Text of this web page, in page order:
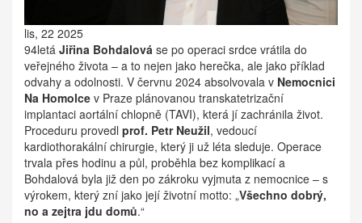
lis, 22 2025
94letá Jiřina Bohdalová se po operaci srdce vrátila do
veřejného života – a to nejen jako herečka, ale jako příklad
odvahy a odolnosti. V červnu 2024 absolvovala v Nemocnici
Na Homolce v Praze plánovanou transkatetrizační
implantaci aortální chlopně (TAVI), která jí zachránila život.
Proceduru provedl prof. Petr Neužil, vedoucí
kardiothorakální chirurgie, který ji už léta sleduje. Operace
trvala přes hodinu a půl, proběhla bez komplikací a
Bohdalová byla již den po zákroku vyjmuta z nemocnice – s
výrokem, který zní jako její životní motto: „Všechno dobrý,
no a zejtra jdu domů.“